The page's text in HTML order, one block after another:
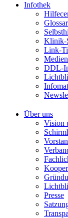
Infothek
Klinik-
Link-
DDL-
Über uns
Vision
Presse